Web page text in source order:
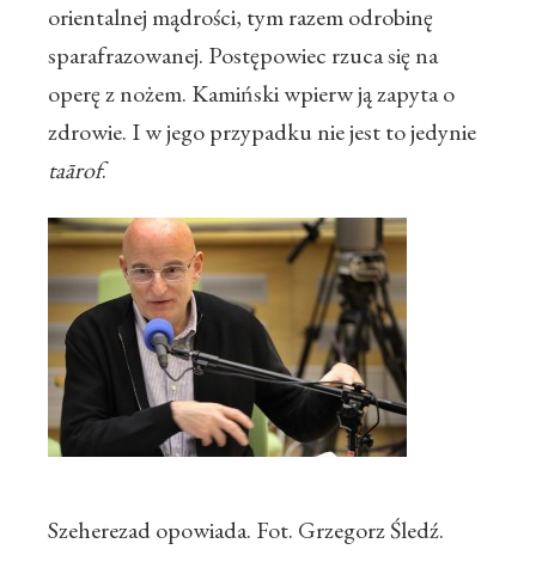
orientalnej mądrości, tym razem odrobinę
sparafrazowanej. Postępowiec rzuca się na
operę z nożem. Kamiński wpierw ją zapyta o
zdrowie. I w jego przypadku nie jest to jedynie
taārof.
Szeherezad opowiada. Fot. Grzegorz Śledź.